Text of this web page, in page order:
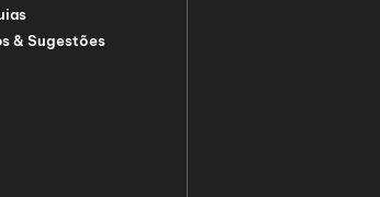
& Sugestões